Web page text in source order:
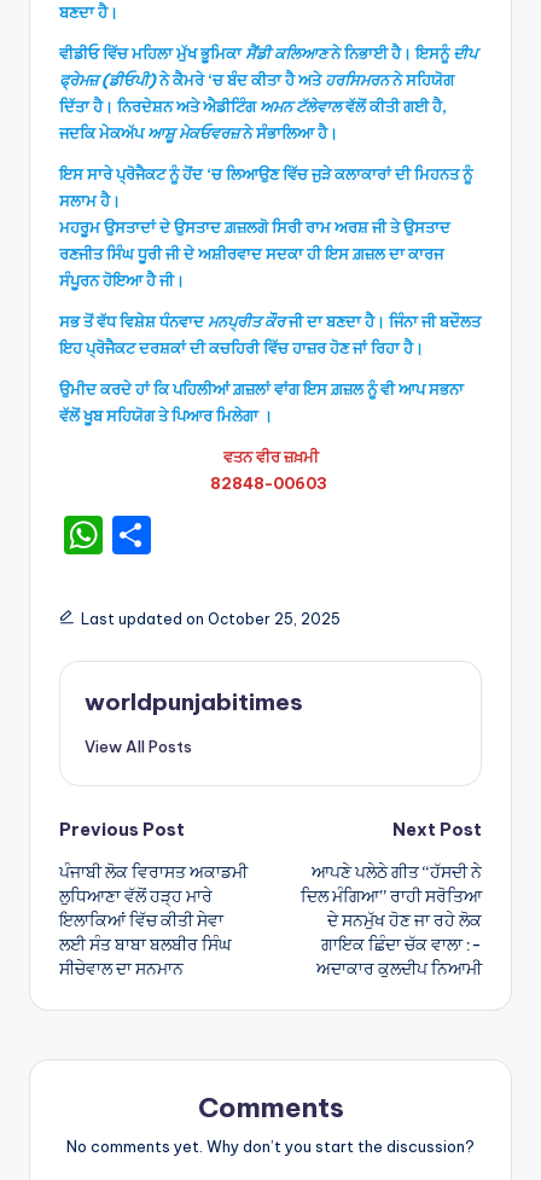
ਬਣਦਾ ਹੈ।
ਵੀਡੀਓ ਵਿੱਚ ਮਹਿਲਾ ਮੁੱਖ ਭੂਮਿਕਾਸੈਂਡੀ ਕਲਿਆਣਨੇ ਨਿਭਾਈ ਹੈ। ਇਸਨੂੰਦੀਪ
ਫ੍ਰੇਮਜ਼ (ਡੀਓਪੀ)ਨੇ ਕੈਮਰੇ ‘ਚ ਬੰਦ ਕੀਤਾ ਹੈ ਅਤੇਹਰਸਿਮਰਨਨੇ ਸਹਿਯੋਗ
ਦਿੱਤਾ ਹੈ। ਨਿਰਦੇਸ਼ਨ ਅਤੇ ਐਡੀਟਿੰਗਅਮਨ ਟੱਲੇਵਾਲਵੱਲੋਂ ਕੀਤੀ ਗਈ ਹੈ,
ਜਦਕਿ ਮੇਕਅੱਪਆਸ਼ੂ ਮੇਕਓਵਰਜ਼ਨੇ ਸੰਭਾਲਿਆ ਹੈ।
ਇਸ ਸਾਰੇ ਪ੍ਰੋਜੈਕਟ ਨੂੰ ਹੋਂਦ ‘ਚ ਲਿਆਉਣ ਵਿੱਚ ਜੁੜੇ ਕਲਾਕਾਰਾਂ ਦੀ ਮਿਹਨਤ ਨੂੰ
ਸਲਾਮ ਹੈ।
ਮਹਰੂਮ ਉਸਤਾਦਾਂ ਦੇ ਉਸਤਾਦ ਗ਼ਜ਼ਲਗੋ ਸਿਰੀ ਰਾਮ ਅਰਸ਼ ਜੀ ਤੇ ਉਸਤਾਦ
ਰਣਜੀਤ ਸਿੰਘ ਧੂਰੀ ਜੀ ਦੇ ਅਸ਼ੀਰਵਾਦ ਸਦਕਾ ਹੀ ਇਸ ਗ਼ਜ਼ਲ ਦਾ ਕਾਰਜ
ਸੰਪੂਰਨ ਹੋਇਆ ਹੈ ਜੀ।
ਸਭ ਤੋਂ ਵੱਧ ਵਿਸ਼ੇਸ਼ ਧੰਨਵਾਦਮਨਪ੍ਰੀਤ ਕੌਰਜੀ ਦਾ ਬਣਦਾ ਹੈ। ਜਿੰਨਾ ਜੀ ਬਦੌਲਤ
ਇਹ ਪ੍ਰੋਜੈਕਟ ਦਰਸ਼ਕਾਂ ਦੀ ਕਚਹਿਰੀ ਵਿੱਚ ਹਾਜ਼ਰ ਹੋਣ ਜਾਂ ਰਿਹਾ ਹੈ।
ਉਮੀਦ ਕਰਦੇ ਹਾਂ ਕਿ ਪਹਿਲੀਆਂ ਗ਼ਜ਼ਲਾਂ ਵਾਂਗ ਇਸ ਗ਼ਜ਼ਲ ਨੂੰ ਵੀ ਆਪ ਸਭਨਾ
ਵੱਲੋਂ ਖੂਬ ਸਹਿਯੋਗ ਤੇ ਪਿਆਰ ਮਿਲੇਗਾ ।
ਵਤਨ ਵੀਰ ਜ਼ਖ਼ਮੀ
82848-00603 ‎
W
a
ts
A
p
ar
e
Last updated on October 25, 2025
worldpunjabitimes
View All Posts
Post
navigation
Previous Post
ਪੰਜਾਬੀ ਲੋਕ ਵਿਰਾਸਤ ਅਕਾਡਮੀ
ਲੁਧਿਆਣਾ ਵੱਲੋਂ ਹੜ੍ਹ ਮਾਰੇ
ਇਲਾਕਿਆਂ ਵਿੱਚ ਕੀਤੀ ਸੇਵਾ
ਲਈ ਸੰਤ ਬਾਬਾ ਬਲਬੀਰ ਸਿੰਘ
ਸੀਚੇਵਾਲ ਦਾ ਸਨਮਾਨ
Next Post
ਆਪਣੇ ਪਲੇਠੇ ਗੀਤ “ਹੱਸਦੀ ਨੇ
ਦਿਲ ਮੰਗਿਆ” ਰਾਹੀ ਸਰੋਤਿਆ
ਦੇ ਸਨਮੁੱਖ ਹੋਣ ਜਾ ਰਹੇ ਲੋਕ
ਗਾਇਕ ਛਿੰਦਾ ਚੱਕ ਵਾਲਾ :-
ਅਦਾਕਾਰ ਕੁਲਦੀਪ ਨਿਆਮੀ
Comments
No comments yet. Why don’t you start the discussion?